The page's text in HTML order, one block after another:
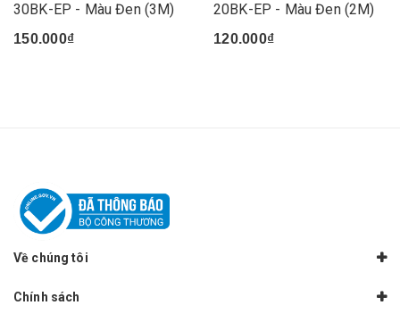
30BK-EP - Màu Đen (3M)
150.000₫
20BK-EP - Màu Đen (2M)
120.000₫
Về chúng tôi
Chính sách